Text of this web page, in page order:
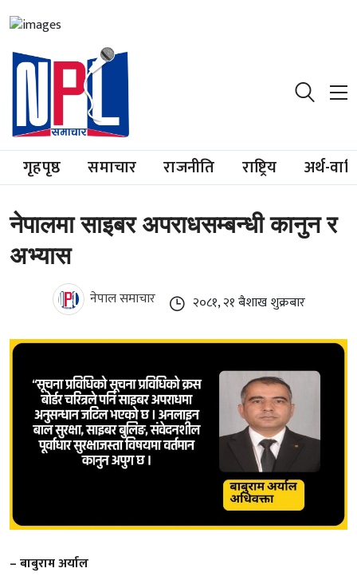
गृहपृष्ठ समाचार राजनीति राष्ट्रिय अर्थ-
नेपालमा साइबर अपराधसम्बन्धी कानुन र
अभ्यास
नेपाल समाचार २०८१, २१ बैशाख शुक्रबार
– बाबुराम अर्याल